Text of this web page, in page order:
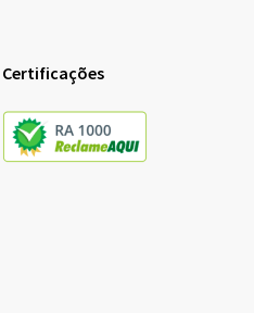
Certificações